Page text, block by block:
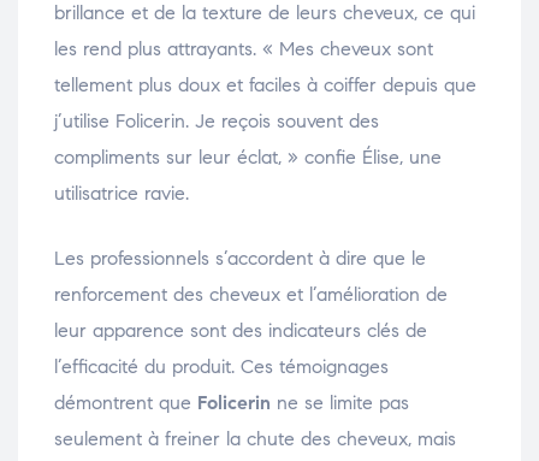
brillance et de la texture de leurs cheveux, ce qui
les rend plus attrayants. « Mes cheveux sont
tellement plus doux et faciles à coiffer depuis que
j’utilise Folicerin. Je reçois souvent des
compliments sur leur éclat, » confie Élise, une
utilisatrice ravie.
Les professionnels s’accordent à dire que le
renforcement des cheveux et l’amélioration de
leur apparence sont des indicateurs clés de
l’efficacité du produit. Ces témoignages
démontrent que Folicerin ne se limite pas
seulement à freiner la chute des cheveux, mais